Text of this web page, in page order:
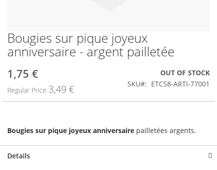
Skip
to
the
of
images
gallery
Bougies sur pique joyeux
anniversaire - argent pailletée
Special
Price
1,75 €
Regular Price 3,49 €
OUT OF STOCK
SKU
ETC58-ARTI-77001
Bougies sur pique joyeux anniversaire pailletées argents.
Details